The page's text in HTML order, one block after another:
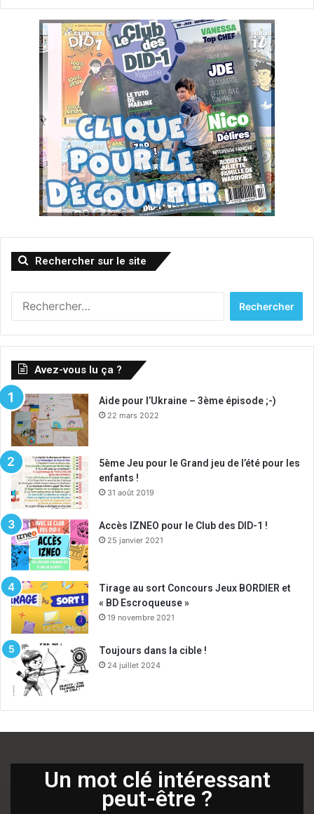
Rechercher sur le site
Avez-vous lu ça ?
Aide pour l’Ukraine – 3ème épisode ;-)
22 mars 2022
5ème Jeu pour le Grand jeu de l’été pour les
enfants !
31 août 2019
Accès IZNEO pour le Club des DID-1 !
25 janvier 2021
Tirage au sort Concours Jeux BORDIER et
« BD Escroqueuse »
19 novembre 2021
Toujours dans la cible !
24 juillet 2024
Un mot clé intéressant
peut-être ?